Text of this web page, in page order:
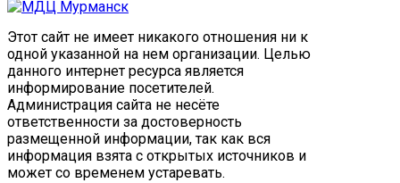
Этот сайт не имеет никакого отношения ни к
одной указанной на нем организации. Целью
данного интернет ресурса является
информирование посетителей.
Администрация сайта не несёте
ответственности за достоверность
размещенной информации, так как вся
информация взята с открытых источников и
может со временем устаревать.